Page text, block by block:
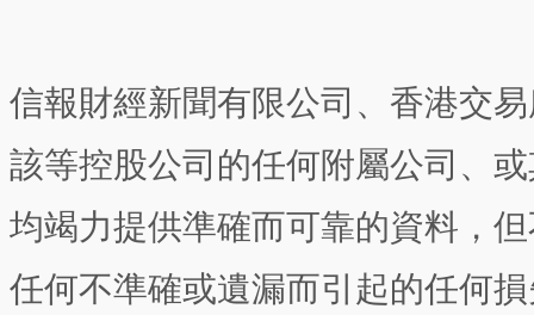
信報財經新聞有限公司、香港交
該等控股公司的任何附屬公司、
均竭力提供準確而可靠的資料，
任何不準確或遺漏而引起的任何